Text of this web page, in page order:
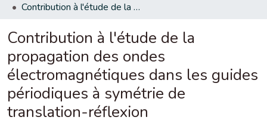
Contribution à l'étude de la propagation des ondes électromagnétiques dans les guides périodiques à symétrie de translation-réflexion
Contribution à l'étude de la
propagation des ondes
électromagnétiques dans les guides
périodiques à symétrie de
translation-réflexion